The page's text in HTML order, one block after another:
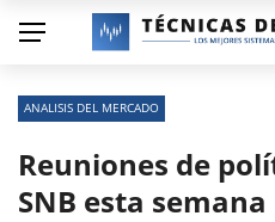
ANALISIS DEL MERCADO
Reuniones de
SNB esta semana